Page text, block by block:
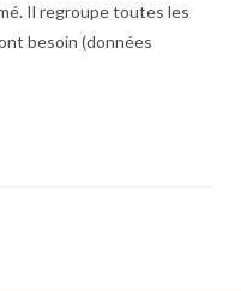
Il regroupe toutes les
besoin (données